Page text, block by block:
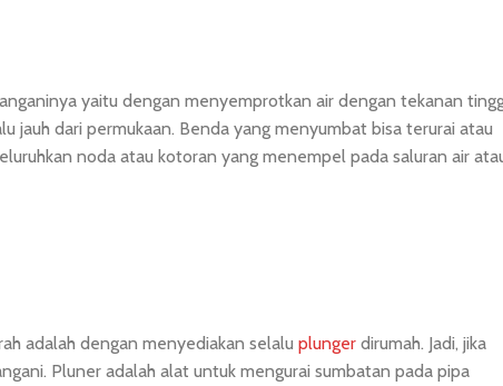
yaitu dengan menyemprotkan air dengan tekanan
jauh dari permukaan. Benda yang menyumbat bisa terurai atau
noda atau kotoran yang menempel pada saluran air
adalah dengan menyediakan selalu plunger dirumah. Jadi, jika
Pluner adalah alat untuk mengurai sumbatan pada pipa